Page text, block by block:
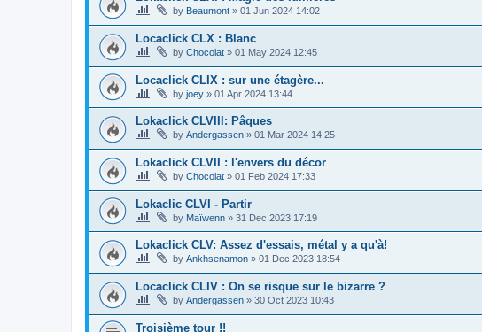
by Beaumont » 01 Jun 2024 14:02
Locaclick CLX : Blanc
by Chocolat » 01 May 2024 12:45
Locaclick CLIX : sur une étagère...
by joey » 01 Apr 2024 13:44
Lokaclick CLVIII: Pâques
by Andergassen » 01 Mar 2024 14:25
Lokaclick CLVII : l'envers du décor
by Chocolat » 01 Feb 2024 17:33
Lokaclic CLVI - Partir
by Maïwenn » 31 Dec 2023 17:19
Lokaclick CLV: Assez d'essais, métal y a qu'à!
by Ankhsenamon » 01 Dec 2023 18:54
Locaclick CLIV : On se risque sur le bizarre ?
by Andergassen » 30 Oct 2023 10:43
Troisième tour !!